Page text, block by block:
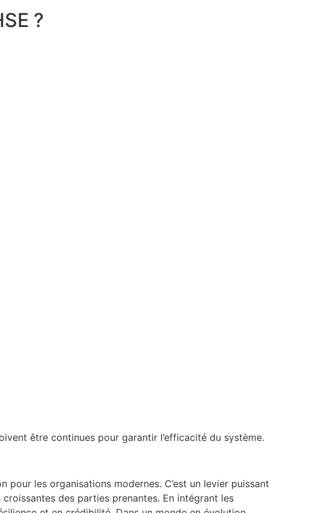
?
être continues pour garantir l’efficacité du système.
les organisations modernes. C’est un levier puissant
des parties prenantes. En intégrant les